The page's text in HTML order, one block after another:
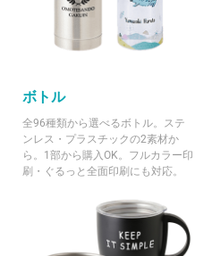
ボトル
全96種類から選べるボトル。ステ
ンレス・プラスチックの2素材か
ら。1部から購入OK。フルカラー印
刷・ぐるっと全面印刷にも対応。